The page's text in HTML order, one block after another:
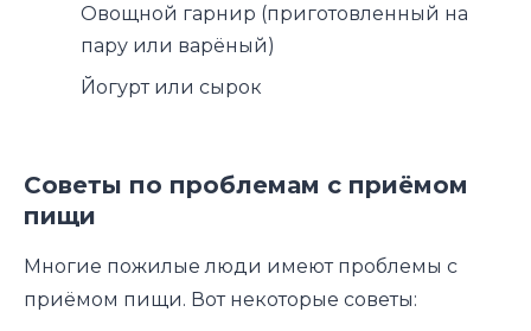
Овощной гарнир (приготовленный на
пару или варёный)
Йогурт или сырок
Советы по проблемам с приёмом
пищи
Многие пожилые люди имеют проблемы с
приёмом пищи. Вот некоторые советы: